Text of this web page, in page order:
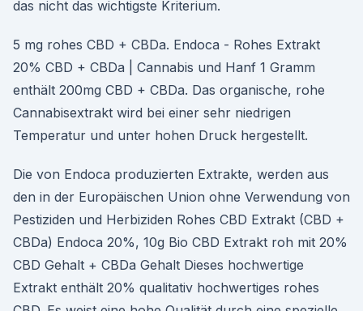
das nicht das wichtigste Kriterium.
5 mg rohes CBD + CBDa. Endoca - Rohes Extrakt
20% CBD + CBDa | Cannabis und Hanf 1 Gramm
enthält 200mg CBD + CBDa. Das organische, rohe
Cannabisextrakt wird bei einer sehr niedrigen
Temperatur und unter hohen Druck hergestellt.
Die von Endoca produzierten Extrakte, werden aus
den in der Europäischen Union ohne Verwendung von
Pestiziden und Herbiziden Rohes CBD Extrakt (CBD +
CBDa) Endoca 20%, 10g Bio CBD Extrakt roh mit 20%
CBD Gehalt + CBDa Gehalt Dieses hochwertige
Extrakt enthält 20% qualitativ hochwertiges rohes